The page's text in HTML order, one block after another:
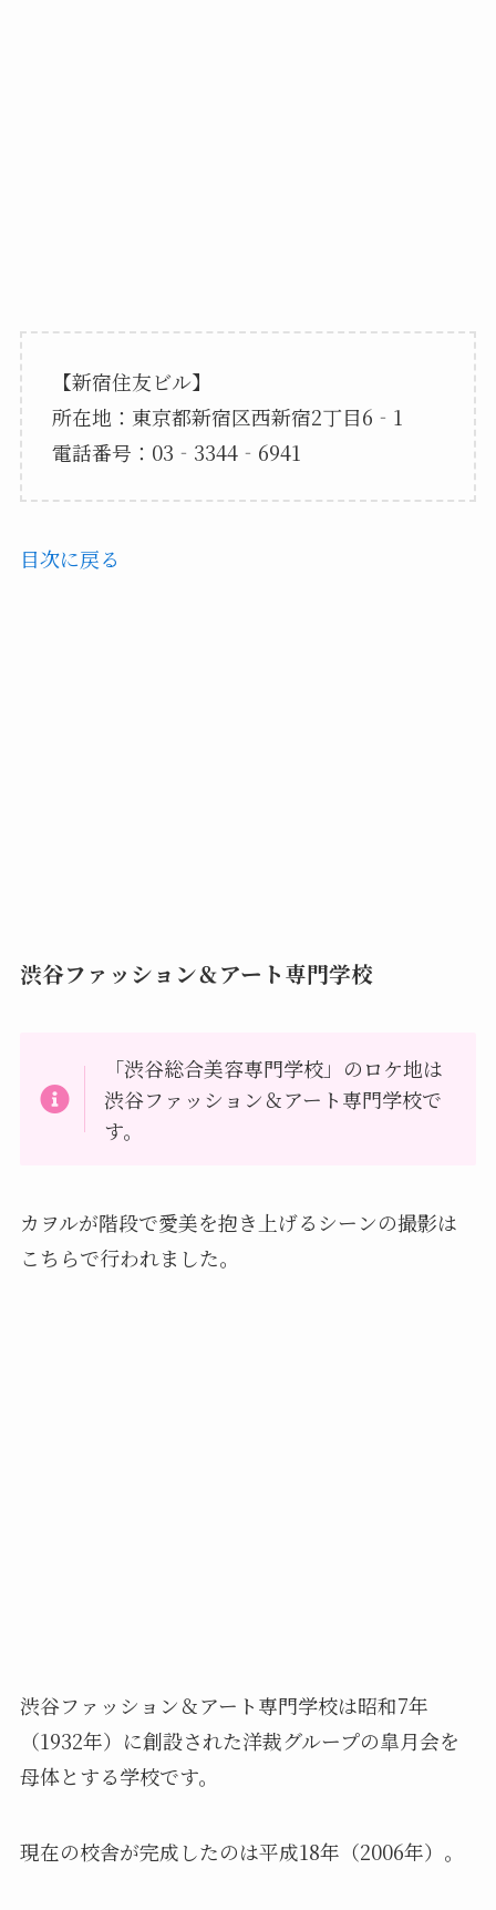
【新宿住友ビル】
所在地：東京都新宿区西新宿2丁目6‐1
電話番号：03‐3344‐6941
目次に戻る
渋谷ファッション＆アート専門学校
「渋谷総合美容専門学校」のロケ地は
渋谷ファッション＆アート専門学校で
す。
カヲルが階段で愛美を抱き上げるシーンの撮影は
こちらで行われました。
渋谷ファッション＆アート専門学校は昭和7年
（1932年）に創設された洋裁グループの皐月会を
母体とする学校です。
現在の校舎が完成したのは平成18年（2006年）。